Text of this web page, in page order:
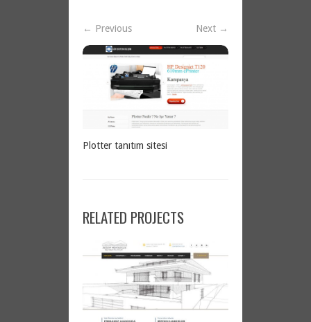
← Previous Next →
Plotter tanıtım sitesi
RELATED PROJECTS